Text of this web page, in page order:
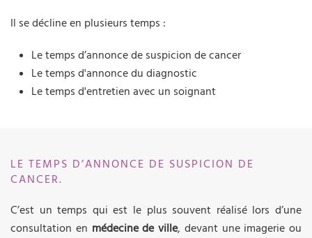
Il se décline en plusieurs temps :
Le temps d’annonce de suspicion de cancer
Le temps d'annonce du diagnostic
Le temps d'entretien avec un soignant
LE TEMPS D’ANNONCE DE SUSPICION DE
CANCER.
C’est un temps qui est le plus souvent réalisé lors d’une
consultation en médecine de ville, devant une imagerie ou